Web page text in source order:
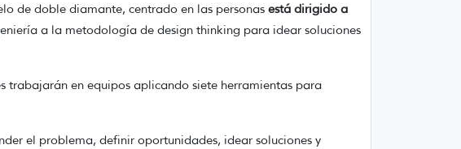
de doble diamante, centrado en las personas está dirigido a
a la metodología de design thinking para idear soluciones
trabajarán en equipos aplicando siete herramientas para
el problema, definir oportunidades, idear soluciones y